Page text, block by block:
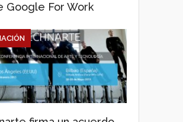
Google For Work